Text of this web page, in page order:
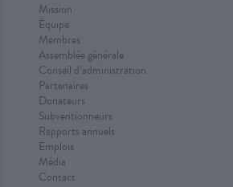
Mission
Équipe
Membres
Assemblée générale
Conseil d’administration
Partenaires
Donateurs
Subventionneurs
Rapports annuels
Emplois
Média
Contact